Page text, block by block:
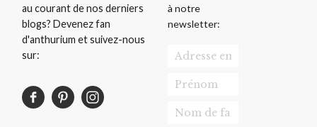
au courant de nos derniers
blogs? Devenez fan
d'anthurium et suivez-nous
sur:
à notre
newsletter: